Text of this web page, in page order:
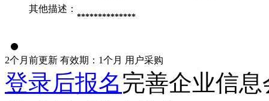
其他描述：
**************
2个月前更新 有效期：1个月 用户采购
登录后报名完善企业信